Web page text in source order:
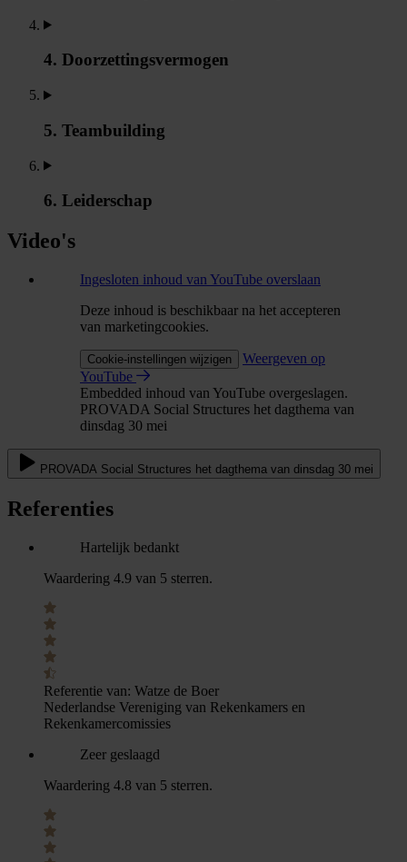
4. Doorzettingsvermogen
5. Teambuilding
6. Leiderschap
Video's
Ingesloten inhoud van YouTube overslaan
Deze inhoud is beschikbaar na het accepteren
van marketingcookies.
Cookie-instellingen wijzigen
Weergeven op
YouTube
Embedded inhoud van YouTube overgeslagen.
PROVADA Social Structures het dagthema van
dinsdag 30 mei
PROVADA Social Structures het dagthema van dinsdag 30 mei
Referenties
Hartelijk bedankt
Waardering 4.9 van 5 sterren.
Referentie van: Watze de Boer
Nederlandse Vereniging van Rekenkamers en
Rekenkamercomissies
Zeer geslaagd
Waardering 4.8 van 5 sterren.